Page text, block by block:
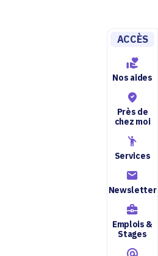
ACCÈS
Nos aides
Près de
chez moi
Services
Newsletter
Emplois &
Stages